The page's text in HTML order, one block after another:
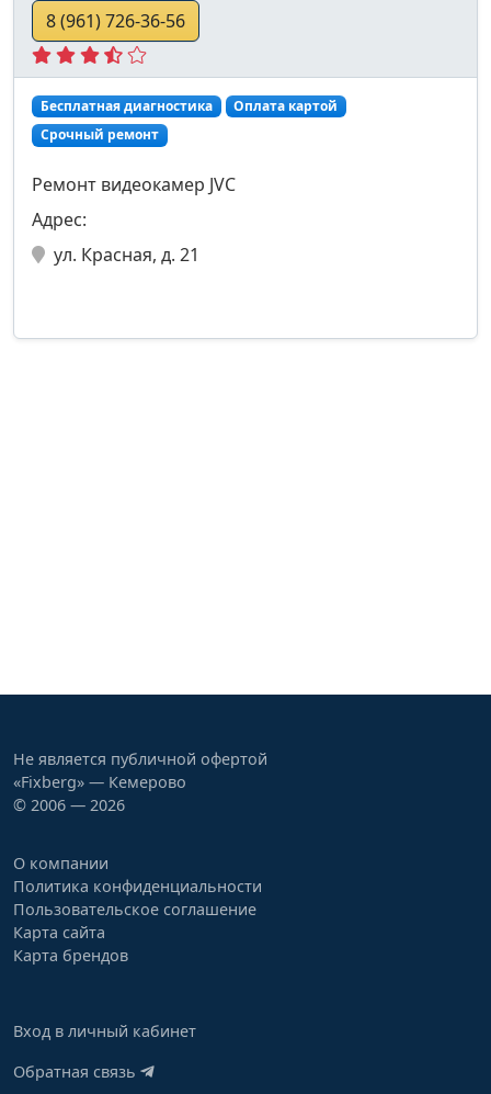
8 (961) 726-36-56
Бесплатная диагностика
Оплата картой
Срочный ремонт
Ремонт видеокамер JVC
Адрес:
ул. Красная, д. 21
Не является публичной офертой
«Fixberg» — Кемерово
© 2006 — 2026
О компании
Политика конфиденциальности
Пользовательское соглашение
Карта сайта
Карта брендов
Вход в личный кабинет
Обратная связь